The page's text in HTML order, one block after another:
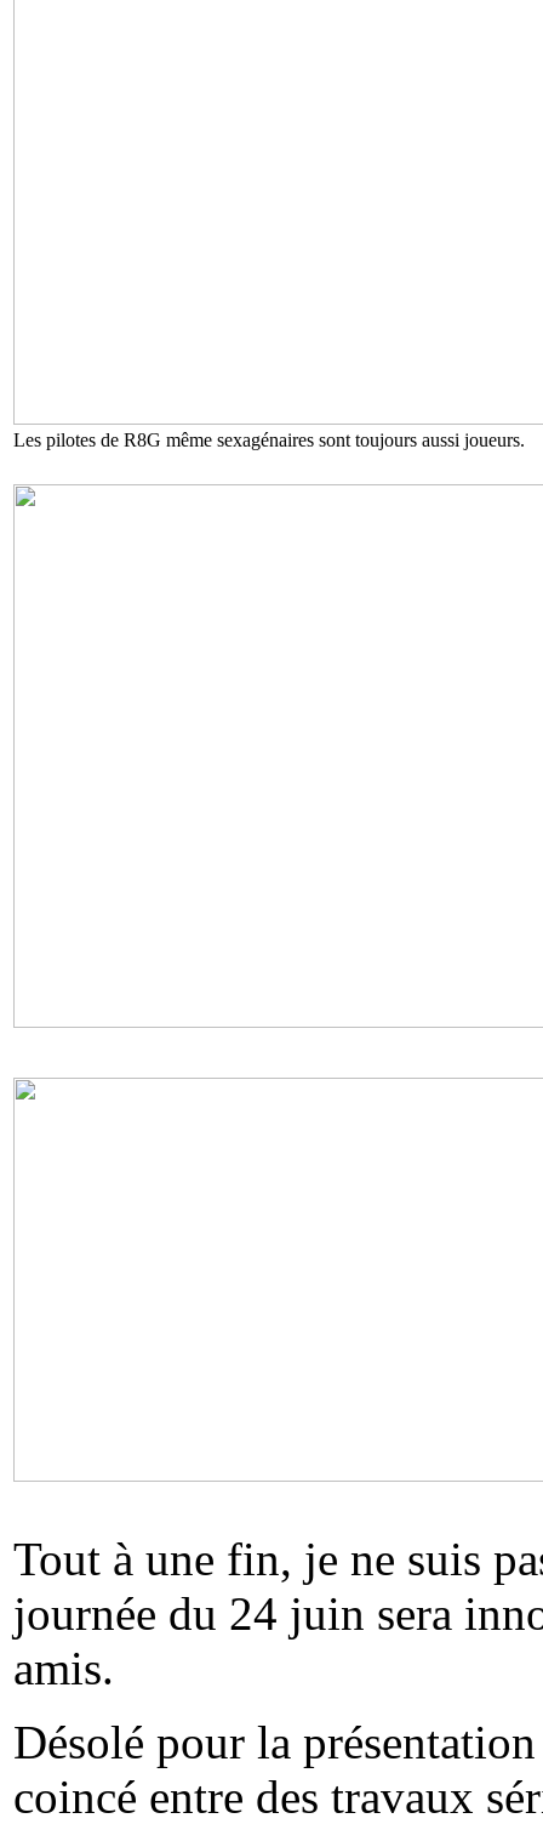
Les pilotes de R8G même sexagénaires sont toujours aussi joueurs.
Tout à une fin, je ne suis
journée du 24 juin sera
amis.
Désolé pour la
coincé entre des travaux